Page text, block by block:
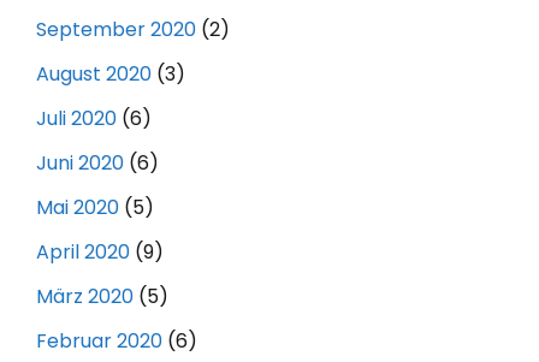
September 2020 (2)
August 2020 (3)
Juli 2020 (6)
Juni 2020 (6)
Mai 2020 (5)
April 2020 (9)
März 2020 (5)
Februar 2020 (6)